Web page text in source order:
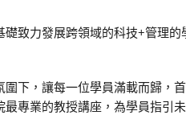
致力發展跨領域的科技+管理
下，讓每一位學員滿載而歸，
專業的教授講座，為學員指引